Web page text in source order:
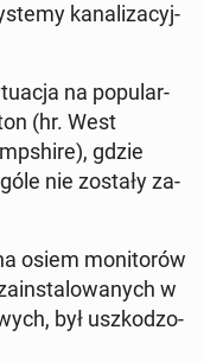
ka­na­li­za­cyj­
na po­pu­lar­
(hr. West
gdzie
nie zostały za­
osiem mo­ni­to­rów
w
był uszko­dzo­